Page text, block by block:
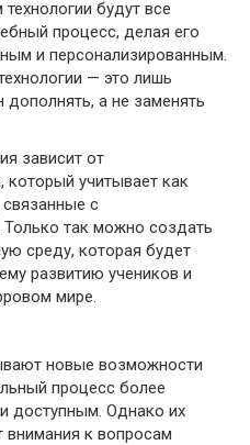
будут все
процесс, делая его
и персонализированным.
— это лишь
а не заменять
зависит от
который учитывает как
с
Только так можно создать
среду, которая будет
развитию учеников и
мире.
новые возможности
процесс более
доступным. Однако их
внимания к вопросам